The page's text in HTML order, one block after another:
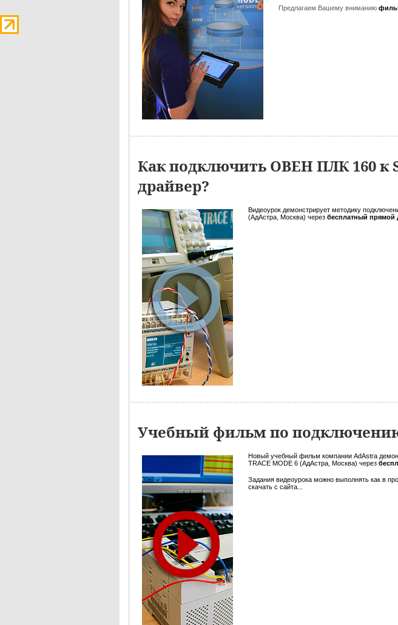
Предлагаем Вашему вниманию
Как подключить ОВЕН ПЛК 160 к
драйвер?
Видеоурок демонстрирует методику
(АдАстра, Москва) через бесплатный прямой
Учебный фильм по подключению
Новый учебный фильм компании AdAstra
TRACE MODE 6 (АдАстра, Москва) через
Задания видеоурока можно выполнять как в
скачать с сайта...